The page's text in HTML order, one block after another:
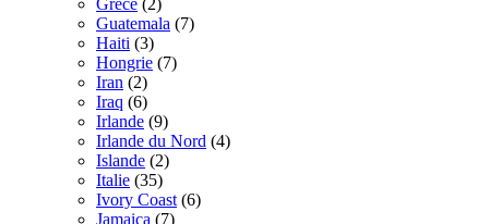
Guatemala (7)
Haiti (3)
Hongrie (7)
Iran (2)
Iraq (6)
Irlande (9)
Irlande du Nord (4)
Islande (2)
Italie (35)
Ivory Coast (6)
Jamaica (7)